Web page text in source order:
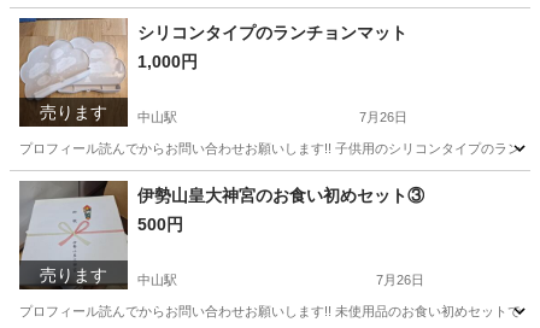
神奈川 横浜市 中山駅 キッズ用品
売ります
シリコンタイプのランチョンマット
1,000円
中山駅 7月26日
プロフィール読んでからお問い合わせお願いします!! 子供用のシリコンタイプのラン
神奈川 横浜市 中山駅 キッズ用品 ランチョンマット
売ります
伊勢山皇大神宮のお食い初めセット③
500円
中山駅 7月26日
プロフィール読んでからお問い合わせお願いします!! 未使用品のお食い初めセットで